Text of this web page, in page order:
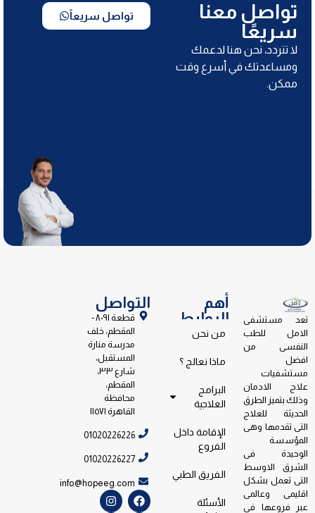
تواصل معنا
سريعًا
لا تتردد، نحن هنا لدعمك
ومساعدتك في أسرع وقت
ممكن.
تواصل سريعاً
تعد مستشفى
الامل للطب
النفسى من
افضل
مستشفيات
علاج الادمان
وذلك بتميز الطرق
الحديثة للعلاج
التى تقدمها وهى
المؤسسة
الوحيدة فى
الشرق الاوسط
التى تعمل بشكل
اقليمى وعالمى
عبر فروعها فى
أهم
الروابط
من نحن
ماذا نعالج ؟
البرامج
العلاجية
الإقامة داخل
الفروع
الفريق الطبي
الأسئلة
التواصل
قطعة ٨٠٩١ -
المقطم، خلف
مدرسة منارة
المستقبل،
شارع ٣٣،
المقطم،
محافظة
القاهرة ١١٥٧١
01020226226
01020226227
info@hopeeg.com